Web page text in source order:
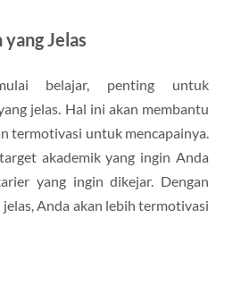
Jelas
belajar, penting untuk
jelas. Hal ini akan membantu
termotivasi untuk mencapainya.
akademik yang ingin Anda
yang ingin dikejar. Dengan
Anda akan lebih termotivasi